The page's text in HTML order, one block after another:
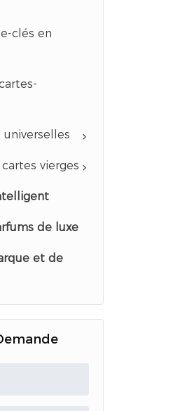
clés en
universelles
vierges
en métal
&amp;
de luxe
de
parfum
de
et de